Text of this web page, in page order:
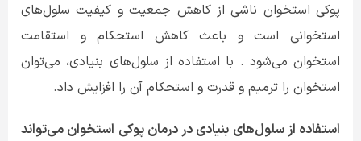
پوکی استخوان ناشی از کاهش جمعیت و کیفیت سلول‌های
استخوانی است و باعث کاهش استحکام و استقامت
استخوان می‌شود . با استفاده از سلول‌های بنیادی، می‌توان
استخوان را ترمیم و قدرت و استحکام آن را افزایش داد.
استفاده از سلول‌های بنیادی در درمان پوکی استخوان می‌تواند